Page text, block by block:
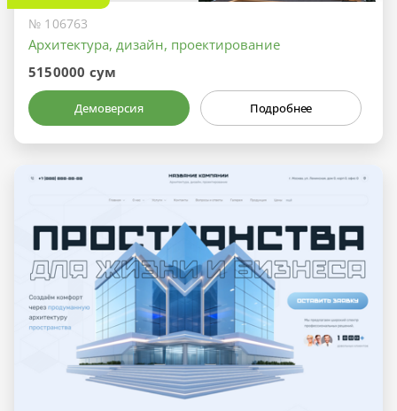
№ 106763
Архитектура, дизайн, проектирование
5150000 сум
Демоверсия Подробнее